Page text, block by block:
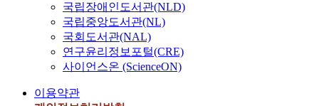
국립장애인도서관(NLD)
국립중앙도서관(NL)
국회도서관(NAL)
연구윤리정보포털(CRE)
사이언스온 (ScienceON)
이용약관